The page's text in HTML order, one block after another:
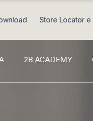
Store Locator e
2B ACADEMY